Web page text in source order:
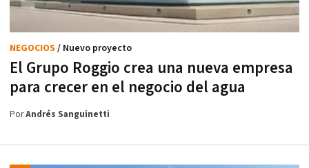
El Grupo Roggio crea una nueva empresa
para crecer en el negocio del agua
NEGOCIOS / Nuevo proyecto
PorAndrés Sanguinetti